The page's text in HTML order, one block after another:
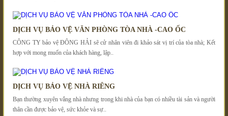
DỊCH VỤ BẢO VỆ VĂN PHÒNG TÒA NHÀ -CAO ỐC
CÔNG TY bảo vệ ĐÔNG HẢI sẽ cử nhân viên đi khảo sát vị trí của tòa nhà; Kết
hợp với mong muốn của khách hàng, lập..
DỊCH VỤ BẢO VỆ NHÀ RIÊNG
Bạn thường xuyên vắng nhà nhưng trong khi nhà của bạn có nhiều tài sản và người
thân cần được bảo vệ, sức khỏe và sự..